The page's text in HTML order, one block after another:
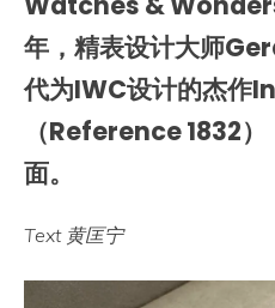
年，精表设计大师
代为IWC设计的杰作
（Reference 1832
面。
Text 黄匡宁